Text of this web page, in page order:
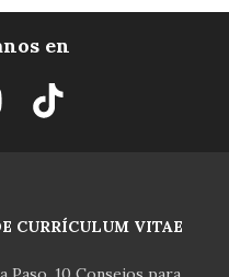
en
CURRÍCULUM VITAE